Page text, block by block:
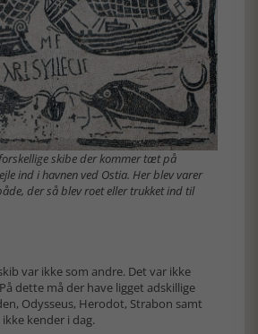
skibe der kommer tæt på
ind i havnen ved Ostia. Her blev varer
der så blev roet eller trukket ind til
var ikke som andre. Det var ikke
dette må der have ligget adskillige
Odysseus, Herodot, Strabon samt
kender i dag.